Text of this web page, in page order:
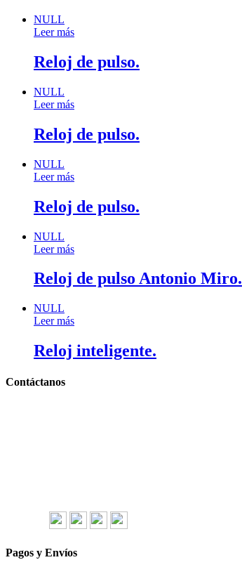
NULL
Leer más
Reloj de pulso.
NULL
Leer más
Reloj de pulso.
NULL
Leer más
Reloj de pulso.
NULL
Leer más
Reloj de pulso Antonio Miro.
NULL
Leer más
Reloj inteligente.
Contáctanos
Pagos y Envíos